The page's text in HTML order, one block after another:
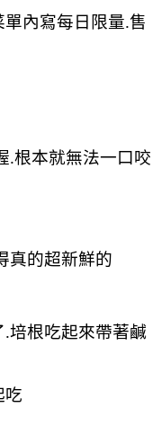
內寫每日限量.售
.根本就無法一口咬
真的超新鮮的
.培根吃起來帶著鹹
吃